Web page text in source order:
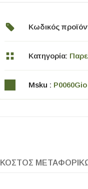
Κωδικός
Κατηγορία:
Msku : P0060Gio
ΚΌΣΤΟΣ